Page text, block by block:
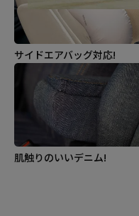
サイドエアバッグ対応!
肌触りのいいデニム!